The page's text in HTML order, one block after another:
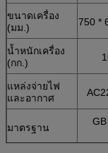
ขนาดเครื่อง
(มม.)
750 *
น้ำหนักเครื่อง
(กก.)
แหล่งจ่ายไฟ
และอากาศ
มาตรฐาน